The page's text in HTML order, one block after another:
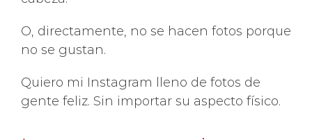
O, directamente, no se hacen fotos porque
no se gustan.
Quiero mi Instagram lleno de fotos de
gente feliz. Sin importar su aspecto físico.